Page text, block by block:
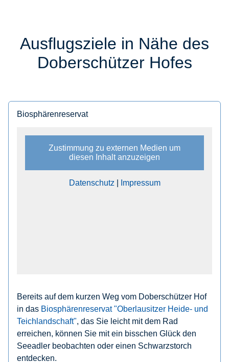
Ausflugsziele in Nähe des
Doberschützer Hofes
Biosphärenreservat
Zustimmung zu externen Medien um
diesen Inhalt anzuzeigen
Datenschutz Impressum
Bereits auf dem kurzen Weg vom Doberschützer Hof
in das Biosphärenreservat "Oberlausitzer Heide- und
Teichlandschaft", das Sie leicht mit dem Rad
erreichen, können Sie mit ein bisschen Glück den
Seeadler beobachten oder einen Schwarzstorch
entdecken.